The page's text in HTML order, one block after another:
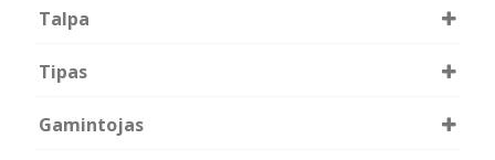
Talpa
Tipas
Gamintojas